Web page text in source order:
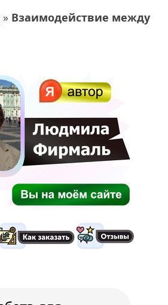
» Взаимодействие между